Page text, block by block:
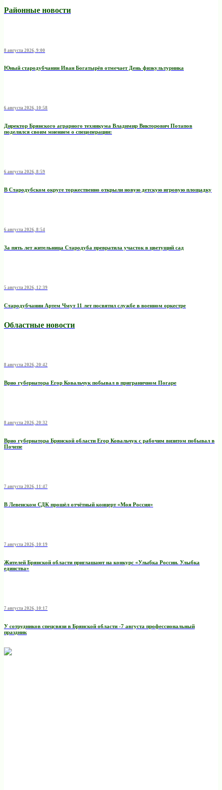
Районные новости
8 августа 2026, 9:00
Юный стародубчанин Иван Богатырёв отмечает День физкультурника
6 августа 2026, 10:58
Директор Брянского аграрного техникума Владимир Викторович Потапов
поделился своим мнением о спецоперации:
6 августа 2026, 8:59
В Стародубском округе торжественно открыли новую детскую игровую площадку
6 августа 2026, 8:54
За пять лет жительница Стародуба превратила участок в цветущий сад
5 августа 2026, 12:39
Стародубчанин Артем Чмут 11 лет посвятил службе в военном оркестре
Областные новости
8 августа 2026, 20:42
Врио губернатора Егор Ковальчук побывал в приграничном Погаре
8 августа 2026, 20:32
Врио губернатора Брянской области Егор Ковальчук с рабочим визитом побывал в
Почепе
7 августа 2026, 11:47
В Левенском СДК прошёл отчётный концерт «Моя Россия»
7 августа 2026, 10:19
Жителей Брянской области приглашают на конкурс «Улыбка России. Улыбка
единства»
7 августа 2026, 10:17
У сотрудников спецсвязи в Брянской области -7 августа профессиональный
праздник